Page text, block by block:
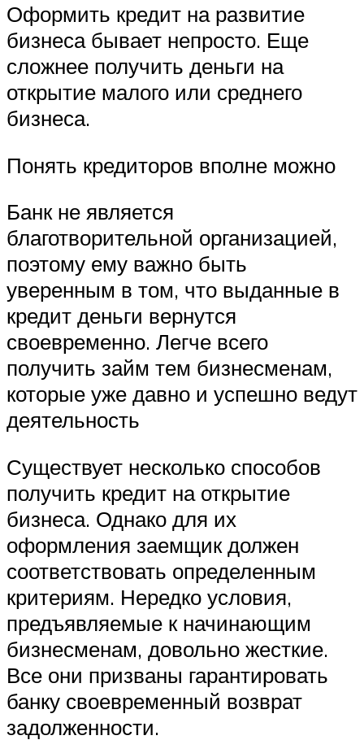
Оформить кредит на развитие
бизнеса бывает непросто. Еще
сложнее получить деньги на
открытие малого или среднего
бизнеса.
Понять кредиторов вполне можно
Банк не является
благотворительной организацией,
поэтому ему важно быть
уверенным в том, что выданные в
кредит деньги вернутся
своевременно. Легче всего
получить займ тем бизнесменам,
которые уже давно и успешно ведут
деятельность
Существует несколько способов
получить кредит на открытие
бизнеса. Однако для их
оформления заемщик должен
соответствовать определенным
критериям. Нередко условия,
предъявляемые к начинающим
бизнесменам, довольно жесткие.
Все они призваны гарантировать
банку своевременный возврат
задолженности.